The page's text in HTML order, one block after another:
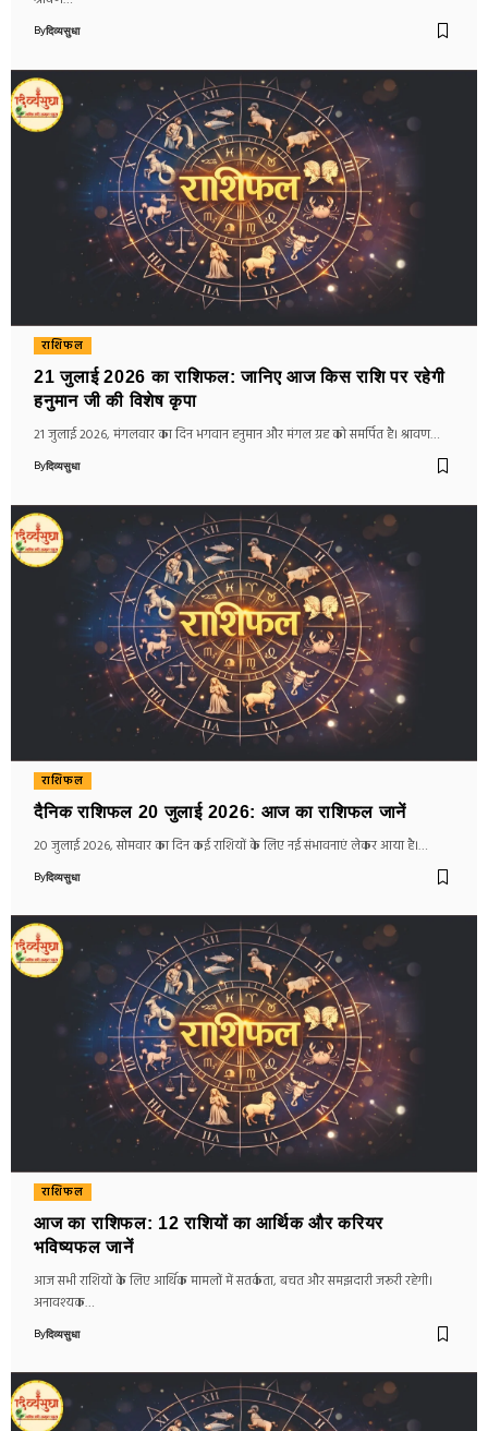
Byदिव्यसुधा
राशिफल
21 जुलाई 2026 का राशिफल: जानिए आज किस राशि पर रहेगी
हनुमान जी की विशेष कृपा
21 जुलाई 2026, मंगलवार का दिन भगवान हनुमान और मंगल ग्रह को समर्पित है। श्रावण…
Byदिव्यसुधा
राशिफल
दैनिक राशिफल 20 जुलाई 2026: आज का राशिफल जानें
20 जुलाई 2026, सोमवार का दिन कई राशियों के लिए नई संभावनाएं लेकर आया है।…
Byदिव्यसुधा
राशिफल
आज का राशिफल: 12 राशियों का आर्थिक और करियर
भविष्यफल जानें
आज सभी राशियों के लिए आर्थिक मामलों में सतर्कता, बचत और समझदारी जरूरी रहेगी।
अनावश्यक…
Byदिव्यसुधा